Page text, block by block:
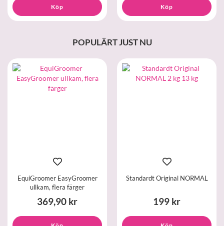
Köp Köp
POPULÄRT JUST NU
EquiGroomer EasyGroomer
ullkam, flera färger
369,90 kr
Standardt Original NORMAL
199 kr